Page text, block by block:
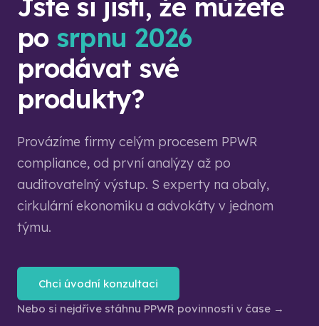
Jste si jistí, že můžete
po srpnu 2026
prodávat své
produkty?
Provázíme firmy celým procesem PPWR
compliance, od první analýzy až po
auditovatelný výstup. S experty na obaly,
cirkulární ekonomiku a advokáty v jednom
týmu.
Chci úvodní konzultaci
Nebo si nejdříve stáhnu PPWR povinnosti v čase →